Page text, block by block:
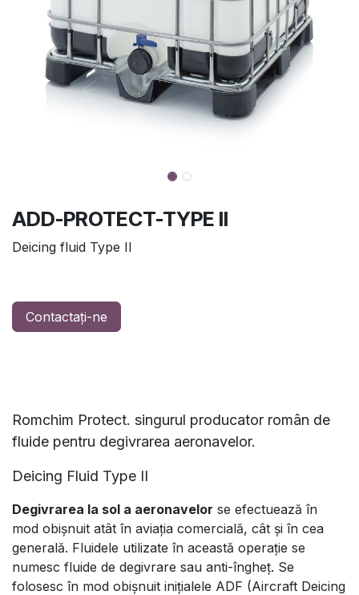
ADD-PROTECT-TYPE II
Deicing fluid Type II
Contactați-ne
Romchim Protect. singurul producator român de
fluide pentru degivrarea aeronavelor.
Deicing Fluid Type II
Degivrarea la sol a aeronavelor se efectuează în
mod obișnuit atât în aviația comercială, cât și în cea
generală. Fluidele utilizate în această operație se
numesc fluide de degivrare sau anti-îngheț. Se
folosesc în mod obișnuit inițialele ADF (Aircraft Deicing